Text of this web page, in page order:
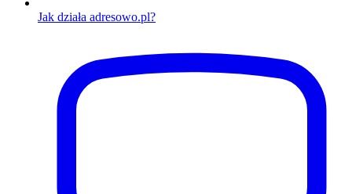
Jak działa adresowo.pl?